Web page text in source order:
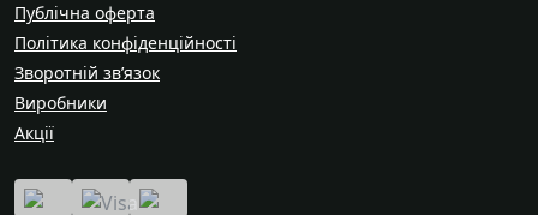
Публічна оферта
Політика конфіденційності
Зворотній зв’язок
Виробники
Акції